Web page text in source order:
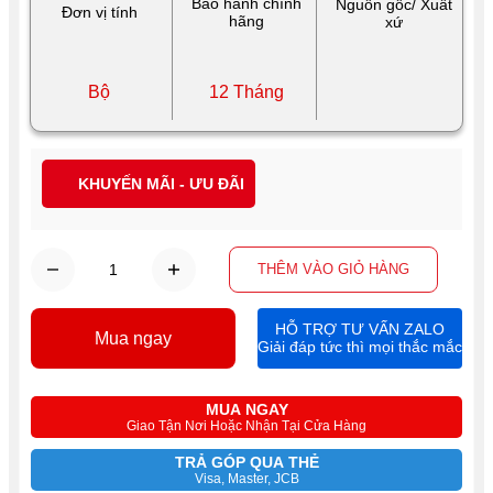
Đơn vị tính
hãng
Nguồn gốc/ Xuất
xứ
Bộ 12 Tháng
THÊM VÀO GIỎ HÀNG
MUA NGAY
Giao Tận Nơi Hoặc Nhận Tại Cửa Hàng
TRẢ GÓP QUA THẺ
Visa, Master, JCB
Mua ngay
HỖ TRỢ TƯ VẤN ZALO
Giải đáp tức thì mọi thắc mắc
KHUYẾN MÃI - ƯU ĐÃI